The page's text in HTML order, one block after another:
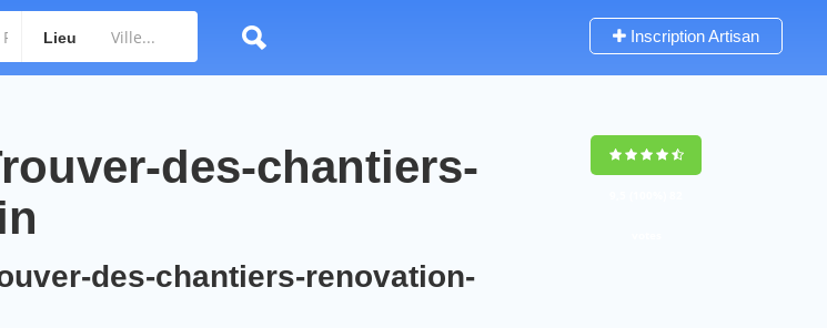
Lieu Inscription Artisan
des-chantiers-
des-chantiers-renovation-